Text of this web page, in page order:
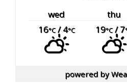
wed thu
16°C/ 4°C 19°C/ 7
powered by